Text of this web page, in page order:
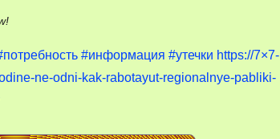
on
защищенные
места
#информация #утечки https://7×7-
ne-odni-kak-rabotayut-regionalnye-pabliki-